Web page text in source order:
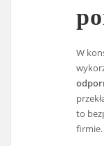
W
to
firmie.